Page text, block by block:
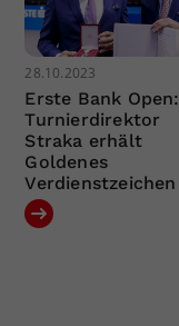
28.10.2023
Erste Bank Open:
Turnierdirektor
Straka erhält
Goldenes
Verdienstzeichen